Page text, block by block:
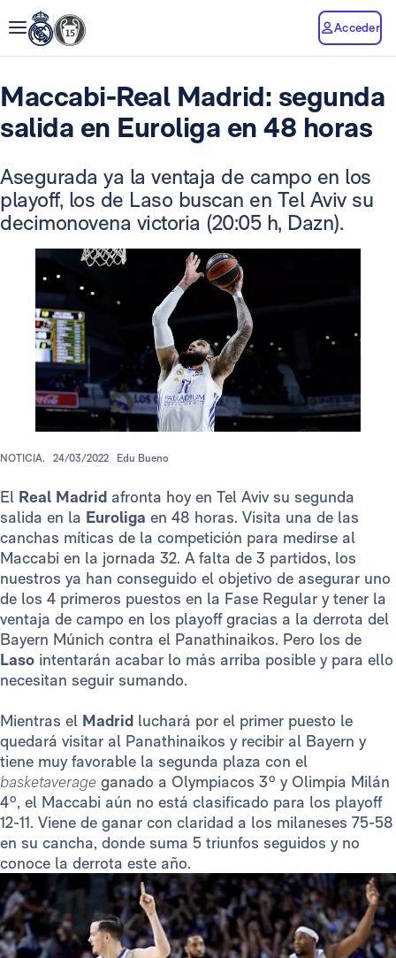
Acceder
Maccabi-Real Madrid: segunda
salida en Euroliga en 48 horas
Asegurada ya la ventaja de campo en los
playoff, los de Laso buscan en Tel Aviv su
decimonovena victoria (20:05 h, Dazn).
NOTICIA. 24/03/2022 Edu Bueno
El Real Madrid afronta hoy en Tel Aviv su segunda
salida en la Euroliga en 48 horas. Visita una de las
canchas míticas de la competición para medirse al
Maccabi en la jornada 32. A falta de 3 partidos, los
nuestros ya han conseguido el objetivo de asegurar uno
de los 4 primeros puestos en la Fase Regular y tener la
ventaja de campo en los playoff gracias a la derrota del
Bayern Múnich contra el Panathinaikos. Pero los de
Laso intentarán acabar lo más arriba posible y para ello
necesitan seguir sumando.
Mientras el Madrid luchará por el primer puesto le
quedará visitar al Panathinaikos y recibir al Bayern y
tiene muy favorable la segunda plaza con el
basketaverage ganado a Olympiacos 3º y Olimpia Milán
4º, el Maccabi aún no está clasificado para los playoff
12-11. Viene de ganar con claridad a los milaneses 75-58
en su cancha, donde suma 5 triunfos seguidos y no
conoce la derrota este año.